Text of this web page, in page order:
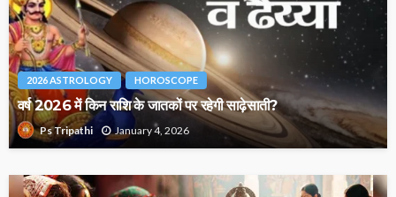
2026 ASTROLOGY HOROSCOPE
वर्ष 2026 में किन राशि के जातकों पर रहेगी साढ़ेसाती?
Ps Tripathi January 4, 2026